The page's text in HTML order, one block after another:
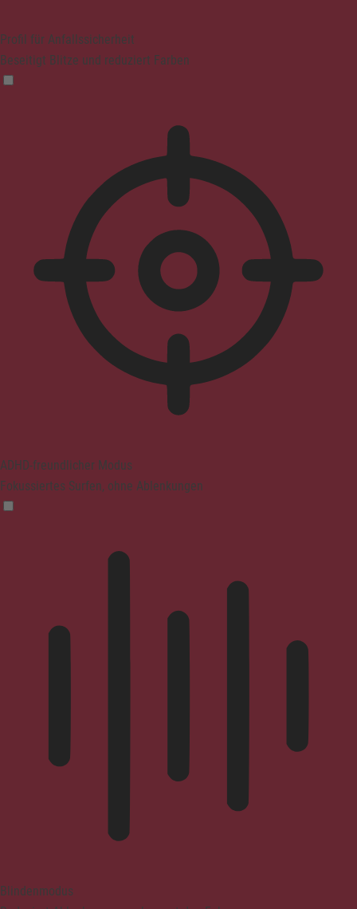
Profil für Anfallssicherheit
Beseitigt Blitze und reduziert Farben
ADHD-freundlicher Modus
Fokussiertes Surfen, ohne Ablenkungen
Blindenmodus